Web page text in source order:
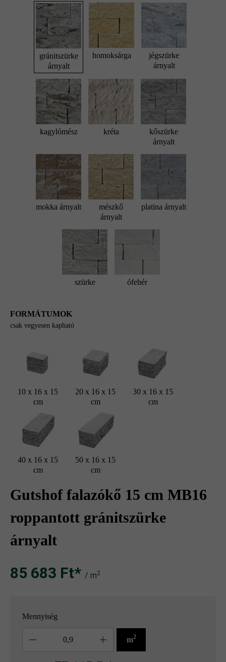
gránitszürke
árnyalt
homoksárga
jégszürke
árnyalt
kagylómész kréta
kőszürke
árnyalt
mokka árnyalt
mészkő
árnyalt
platina árnyalt
szürke ófehér
FORMÁTUMOK
csak vegyesen kapható
10 x 16 x 15
cm
20 x 16 x 15
cm
30 x 16 x 15
cm
40 x 16 x 15
cm
50 x 16 x 15
cm
Gutshof falazókő 15 cm MB16
roppantott gránitszürke
árnyalt
85 683 Ft‎‎‎* / m2
Mennyiség
m2